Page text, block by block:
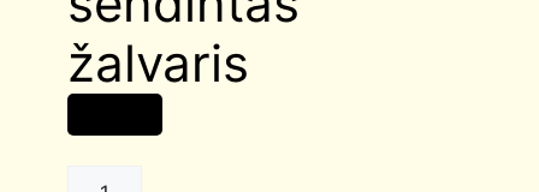
žalvaris
Spyna